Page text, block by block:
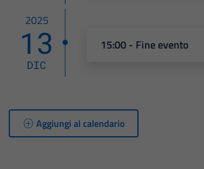
2025
13
DIC
15:00 - Fine evento
Aggiungi al calendario